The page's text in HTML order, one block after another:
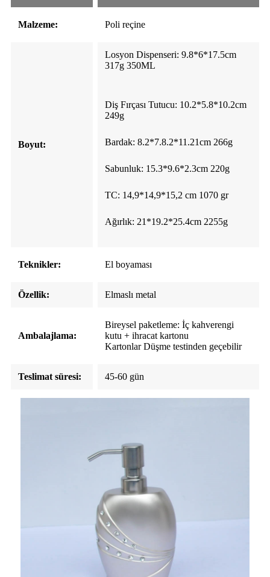
Malzeme: Poli reçine
Boyut:
Losyon Dispenseri: 9.8*6*17.5cm
317g 350ML
Diş Fırçası Tutucu: 10.2*5.8*10.2cm
249g
Bardak: 8.2*7.8.2*11.21cm 266g
Sabunluk: 15.3*9.6*2.3cm 220g
TC: 14,9*14,9*15,2 cm 1070 gr
Ağırlık: 21*19.2*25.4cm 2255g
Teknikler: El boyaması
Özellik: Elmaslı metal
Ambalajlama:
Bireysel paketleme: İç kahverengi
kutu + ihracat kartonu
Kartonlar Düşme testinden geçebilir
Teslimat süresi: 45-60 gün